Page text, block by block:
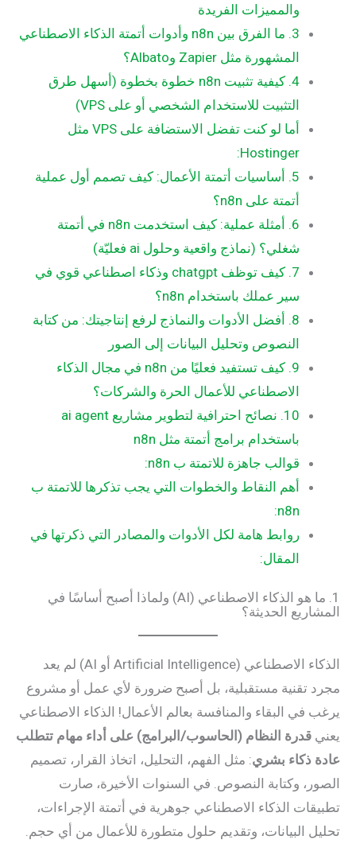
والمميزات الفريدة
3. ما الفرق بين n8n وأدوات أتمتة الذكاء الاصطناعي
المشهورة مثل Zapier وAlbato؟
4. كيفية تثبيت n8n خطوة بخطوة (أسهل طرق
التثبيت للاستخدام الشخصي أو على VPS)
أما لو كنت تفضل الاستضافة على VPS مثل
Hostinger:
5. أساسيات أتمتة الأعمال: كيف تصمم أول عملية
أتمتة على n8n؟
6. أمثلة عملية: كيف استخدمت n8n في أتمتة
شغلي؟ (نماذج واقعية وحلول ai فعليّة)
7. كيف توظف chatgpt وذكاء اصطناعي قوي في
سير عملك باستخدام n8n؟
8. أفضل الأدوات والنماذج لرفع إنتاجيتك: من كتابة
النصوص وتحليل البيانات إلى الصور
9. كيف تستفيد فعليًا من n8n في مجال الذكاء
الاصطناعي للأعمال الحرة والشركات؟
10. نصائح احترافية لتطوير مشاريع ai agent
باستخدام برامج أتمتة مثل n8n
قوالب جاهزة للاتمتة ب n8n:
أهم النقاط والخطوات التي يجب تذكرها للاتمتة ب
n8n:
روابط هامة لكل الأدوات والمصادر التي ذكرتها في
المقال:
1. ما هو الذكاء الاصطناعي (AI) ولماذا أصبح أساسًا في
المشاريع الحديثة؟
الذكاء الاصطناعي (Artificial Intelligence أو AI) لم يعد
مجرد تقنية مستقبلية، بل أصبح ضرورة لأي عمل أو مشروع
يرغب في البقاء والمنافسة بعالم الأعمال! الذكاء الاصطناعي
يعني قدرة النظام (الحاسوب/البرامج) على أداء مهام تتطلب
عادة ذكاء بشري: مثل الفهم، التحليل، اتخاذ القرار، تصميم
الصور، وكتابة النصوص. في السنوات الأخيرة، صارت
تطبيقات الذكاء الاصطناعي جوهرية في أتمتة الإجراءات،
تحليل البيانات، وتقديم حلول متطورة للأعمال من أي حجم.